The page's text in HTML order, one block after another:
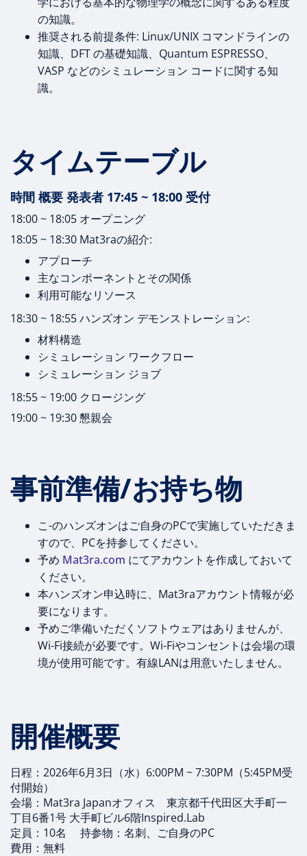
の知識。
推奨される前提条件: Linux/UNIX コマンドラインの
知識、DFT の基礎知識、Quantum ESPRESSO、
VASP などのシミュレーション コードに関する知
識。
タイムテーブル
時間 概要 発表者 17:45 ~ 18:00 受付
18:00 ~ 18:05 オープニング
18:05 ~ 18:30 Mat3raの紹介:
アプローチ
主なコンポーネントとその関係
利用可能なリソース
18:30 ~ 18:55 ハンズオン デモンストレーション:
材料構造
シミュレーション ワークフロー
シミュレーション ジョブ
18:55 ~ 19:00 クロージング
19:00 ~ 19:30 懇親会
事前準備/お持ち物
こ-のハンズオンはご自身のPCで実施していただきま
すので、PCを持参してください。
予め Mat3ra.com にてアカウントを作成しておいて
ください。
本ハンズオン申込時に、Mat3raアカウント情報が必
要になります。
予めご準備いただくソフトウェアはありませんが、
Wi-Fi接続が必要です。Wi-Fiやコンセントは会場の環
境が使用可能です。有線LANは用意いたしません。
開催概要
日程：2026年6月3日（水）6:00PM ~ 7:30PM（5:45PM受
付開始）
会場：Mat3ra Japanオフィス 東京都千代田区大手町一
丁目6番1号 大手町ビル6階Inspired.Lab
定員：10名 持参物：名刺、ご自身のPC
費用：無料